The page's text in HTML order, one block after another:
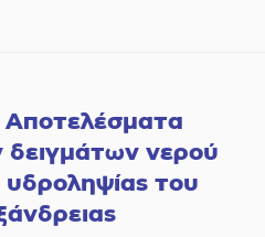
Αποτελέσματα
νερού
του